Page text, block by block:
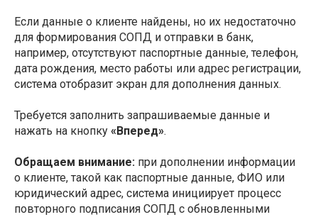
Если данные о клиенте найдены, но их недостаточно
для формирования СОПД и отправки в банк,
например, отсутствуют паспортные данные, телефон,
дата рождения, место работы или адрес регистрации,
система отобразит экран для дополнения данных.
Требуется заполнить запрашиваемые данные и
нажать на кнопку «Вперед».
Обращаем внимание: при дополнении информации
о клиенте, такой как паспортные данные, ФИО или
юридический адрес, система инициирует процесс
повторного подписания СОПД с обновленными